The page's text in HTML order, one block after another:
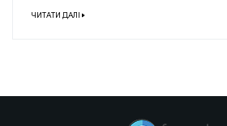
ЧИТАТИ ДАЛІ